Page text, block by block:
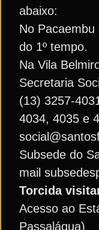
abaixo:
No
do 1º tempo.
Na Vila
Secretaria
(13) 3257-
4034, 4035 e
Subsede do
mail
Torcida
Acesso ao
Passaláqua)